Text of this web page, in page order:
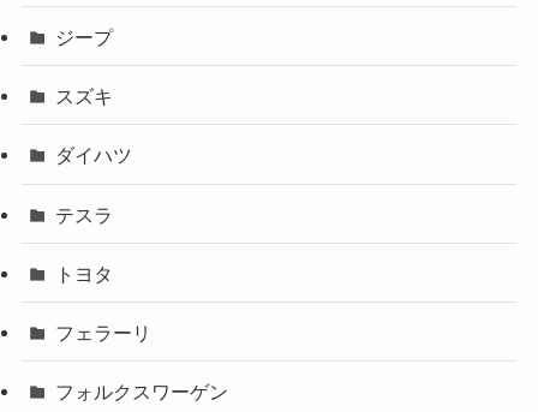
ジープ
スズキ
ダイハツ
テスラ
トヨタ
フェラーリ
フォルクスワーゲン